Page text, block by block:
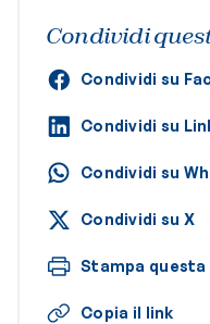
Condividi
Condividi su
Condividi su
Condividi su
Condividi su X
Stampa questa
Copia il link